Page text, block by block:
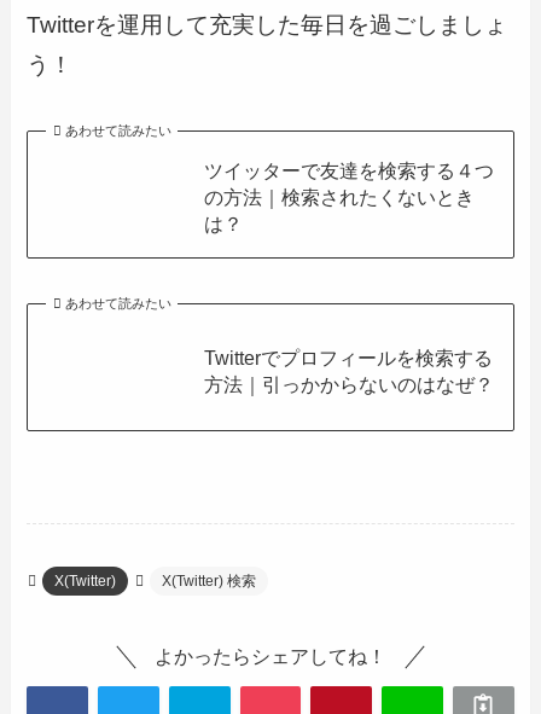
Twitterを運用して充実した毎日を過ごしましょ
う！
あわせて読みたい
ツイッターで友達を検索する４つ
の方法｜検索されたくないとき
は？
あわせて読みたい
Twitterでプロフィールを検索する
方法｜引っかからないのはなぜ？
X(Twitter) X(Twitter) 検索
よかったらシェアしてね！